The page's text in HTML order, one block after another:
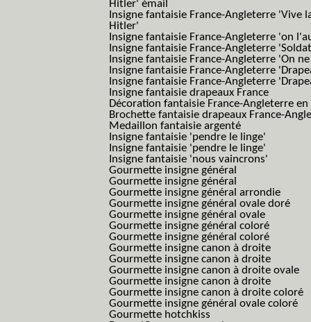
Hitler' émail
Insigne fantaisie France-Angleterre
Hitler'
Insigne fantaisie France-Angleterre 'on
Insigne fantaisie France-Angleterre
Insigne fantaisie France-Angleterre 'On
Insigne fantaisie France-Angleterre
Insigne fantaisie France-Angleterre
Insigne fantaisie drapeaux France
Décoration fantaisie France-Angleterre en
Brochette fantaisie drapeaux France-
Medaillon fantaisie argenté
Insigne fantaisie 'pendre le linge'
Insigne fantaisie 'pendre le linge'
Insigne fantaisie 'nous vaincrons'
Gourmette insigne général
Gourmette insigne général
Gourmette insigne général arrondie
Gourmette insigne général ovale doré
Gourmette insigne général ovale
Gourmette insigne général coloré
Gourmette insigne général coloré
Gourmette insigne canon à droite
Gourmette insigne canon à droite
Gourmette insigne canon à droite ovale
Gourmette insigne canon à droite
Gourmette insigne canon à droite coloré
Gourmette insigne général ovale coloré
Gourmette hotchkiss